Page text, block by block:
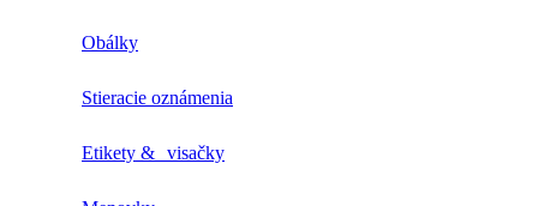
Obálky
Stieracie oznámenia
Etikety & visačky